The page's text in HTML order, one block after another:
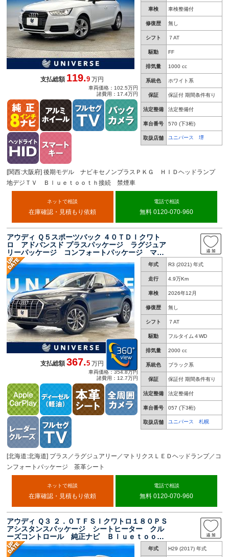
車検 車検整備付
修復歴 無し
シフト ７AT
駆動 FF
排気量 1000 cc
系統色 ホワイト系
保証 保証付 期間条件有り
法定整備 法定整備付
車台番号 570 (下3桁)
取扱店舗 ユニバース 堺
支払総額119.9 万円
車両価格：102.5万円
諸費用：17.4万円
[関西:大阪府] 後期モデル ナビキセノンプラスＰＫＧ ＨＩＤヘッドランプ
地デジＴＶ Ｂｌｕｅｔｏｏｔｈ接続 禁煙車
ネットで相談
在庫確認・見積もり依頼
電話で相談
無料 0120-070-960
アウディ Ｑ５スポーツバック ４０ＴＤＩクワト
ロ アドバンスド プラスパッケージ ラグジュア
リーパッケージ コンフォートパッケージ マト
リクスＬＥＤヘッドランプ アダプティブクルー
ズコントロール 茶革シート シートヒーター
バーチャルコックピットプラス
年式 R3 (2021) 年式
走行 4.9万Km
車検 2026年12月
修復歴 無し
シフト ７AT
駆動 フルタイム４WD
排気量 2000 cc
系統色 ブラック系
保証 保証付 期間条件有り
法定整備 法定整備付
車台番号 057 (下3桁)
取扱店舗 ユニバース 札幌
支払総額367.5 万円
車両価格：354.8万円
諸費用：12.7万円
[北海道:北海道] プラス／ラグジュアリー／マトリクスＬＥＤヘッドランプ／コ
ンフォートパッケージ 茶革シート
ネットで相談
在庫確認・見積もり依頼
電話で相談
無料 0120-070-960
アウディ Ｑ３ ２．０ＴＦＳＩクワトロ１８０ＰＳ
アシスタンスパッケージ シートヒーター クル
ーズコントロール 純正ナビ Ｂｌｕｅｔｏｏｔ
ｈ ＥＴＣ ＨＩＤヘッドライト バックカメ
ラ アクティブレーンキープ オートエアコン
年式 H29 (2017) 年式